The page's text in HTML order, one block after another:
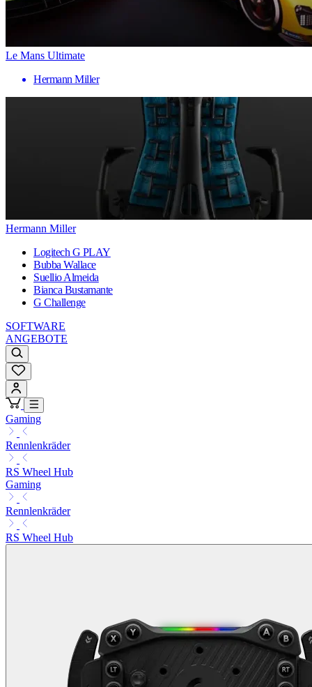
Le Mans Ultimate
Hermann Miller
Hermann Miller
Logitech G PLAY
Bubba Wallace
Suellio Almeida
Bianca Bustamante
G Challenge
SOFTWARE
ANGEBOTE
Gaming
Rennlenkräder
RS Wheel Hub
Gaming
Rennlenkräder
RS Wheel Hub